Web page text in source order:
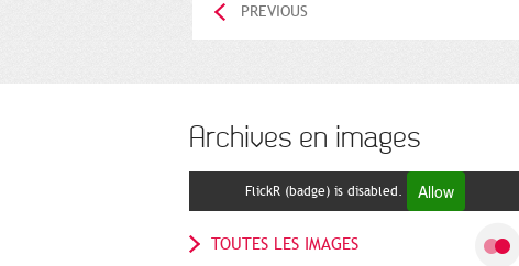
PREVIOUS
Archives en images
FlickR (badge) is disabled. Allow
TOUTES LES IMAGES